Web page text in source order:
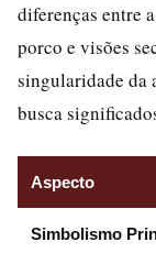
diferenças entre
porco e visões
singularidade da
busca
Aspecto
Simbolismo